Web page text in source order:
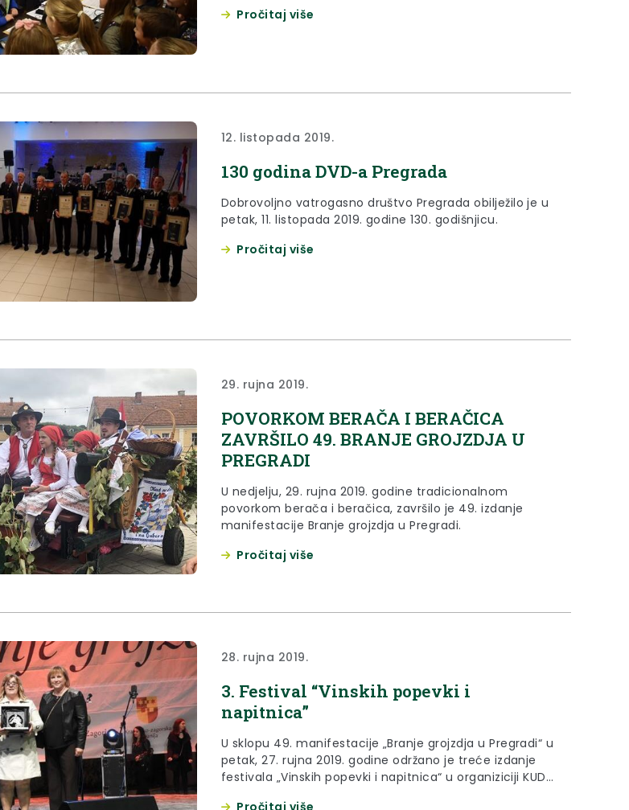
Pročitaj više
12. listopada 2019.
130 godina DVD-a Pregrada
Dobrovoljno vatrogasno društvo Pregrada obilježilo je u
petak, 11. listopada 2019. godine 130. godišnjicu.
Pročitaj više
29. rujna 2019.
POVORKOM BERAČA I BERAČICA
ZAVRŠILO 49. BRANJE GROJZDJA U
PREGRADI
U nedjelju, 29. rujna 2019. godine tradicionalnom
povorkom berača i beračica, završilo je 49. izdanje
manifestacije Branje grojzdja u Pregradi.
Pročitaj više
28. rujna 2019.
3. Festival “Vinskih popevki i
napitnica”
U sklopu 49. manifestacije „Branje grojzdja u Pregradi“ u
petak, 27. rujna 2019. godine održano je treće izdanje
festivala „Vinskih popevki i napitnica“ u organiziciji KUD-